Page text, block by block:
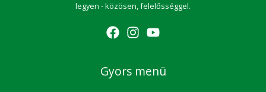
legyen - közösen, felelősséggel.
Gyors menü